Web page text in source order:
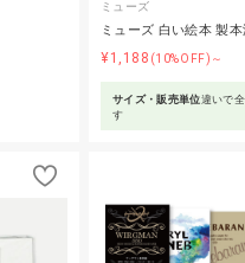
ミューズ
ミューズ 白い絵本 製
¥1,188 (10%OFF)～
サイズ・販売単位違いで
す